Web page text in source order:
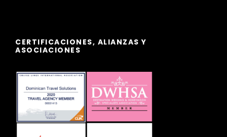
CERTIFICACIONES, ALIANZAS Y
ASOCIACIONES